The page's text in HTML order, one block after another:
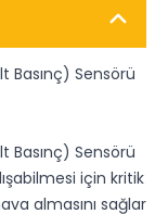
Basınç) Sensörü
Basınç) Sensörü
için kritik
almasını sağlar